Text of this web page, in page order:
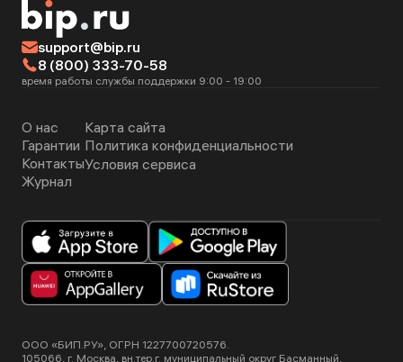
support@bip.ru
8 (800) 333-70-58
время работы службы поддержки 9:00 - 19:00
О нас
Гарантии
Контакты
Журнал
Карта сайта
Политика конфиденциальности
Условия сервиса
ООО «БИП.РУ», ОГРН 1227700720576.
105066, г. Москва, вн.тер.г. муниципальный округ Басманный,